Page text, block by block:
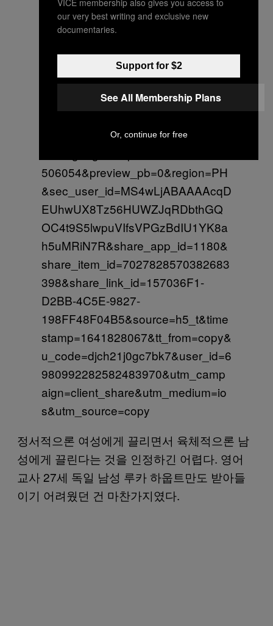
7027828570382683398/?
_d=secCgwIARCbDRjEFSADKAES
o8eEEA8Kcm%2FVNlygSrwj5lFeN
KEu8dgbkLpyBhvzKucREx8HkGb4
Ekr2RGgA%3D&checksum=7eb1c
2c8ff880db03a84edc16737365d09
506054&preview_pb=0&region=PH
&sec_user_id=MS4wLjABAAAAcqD
EUhwUX8Tz56HUWZJqRDbthGQ
OC4t9S5lwpuVIfsVPGzBdIU1YK8a
h5uMRiN7R&share_app_id=1180&
share_item_id=7027828570382683
398&share_link_id=157036F1-
D2BB-4C5E-9827-
198FF48F04B5&source=h5_t&time
stamp=1641828067&tt_from=copy&
u_code=djch21j0gc7bk7&user_id=6
980992282582483970&utm_camp
aign=client_share&utm_medium=io
s&utm_source=copy
정서적으론 여성에게 끌리면서 육체적으론 남
성에게 끌린다는 것을 인정하긴 어렵다. 영어
교사 27세 독일 남성 루카 하웁트만도 받아들
이기 어려웠던 건 마찬가지였다.
our very best writing and exclusive new
documentaries.
Support for $2
See All Membership Plans
Or, continue for free